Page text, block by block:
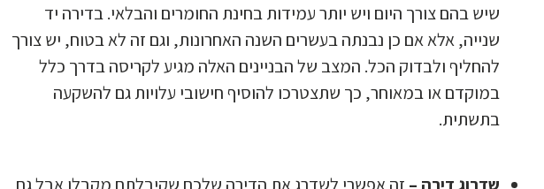
שיש בהם צורך היום ויש יותר עמידות בחינת החומרים והבלאי. בדירה יד
שנייה, אלא אם כן נבנתה בעשרים השנה האחרונות, וגם זה לא בטוח, יש צורך
להחליף ולבדוק הכל. המצב של הבניינים האלה מגיע לקריסה בדרך כלל
במוקדם או במאוחר, כך שתצטרכו להוסיף חישובי עלויות גם להשקעה
בתשתית.